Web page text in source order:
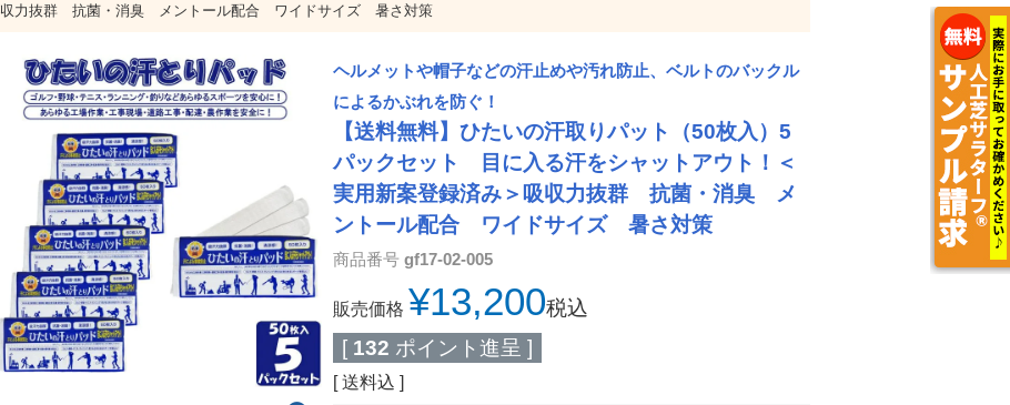
収力抜群 抗菌・消臭 メントール配合 ワイドサイズ 暑さ対策
ヘルメットや帽子などの汗止めや汚れ防止、ベルトのバックル
によるかぶれを防ぐ！
【送料無料】ひたいの汗取りパット（50枚入）5
パックセット 目に入る汗をシャットアウト！＜
実用新案登録済み＞吸収力抜群 抗菌・消臭 メ
ントール配合 ワイドサイズ 暑さ対策
商品番号 gf17-02-005
販売価格 ¥13,200税込
[ 132 ポイント進呈 ]
送料込